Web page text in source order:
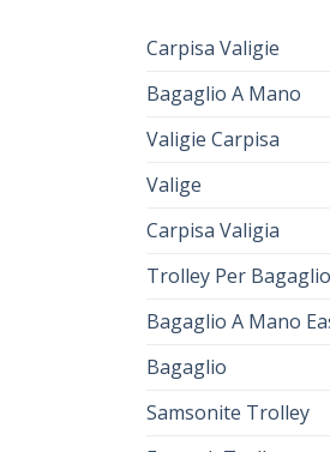
Carpisa Valigie
Bagaglio A Mano
Valigie Carpisa
Valige
Carpisa Valigia
Trolley Per
Bagaglio A Mano
Bagaglio
Samsonite Trolley